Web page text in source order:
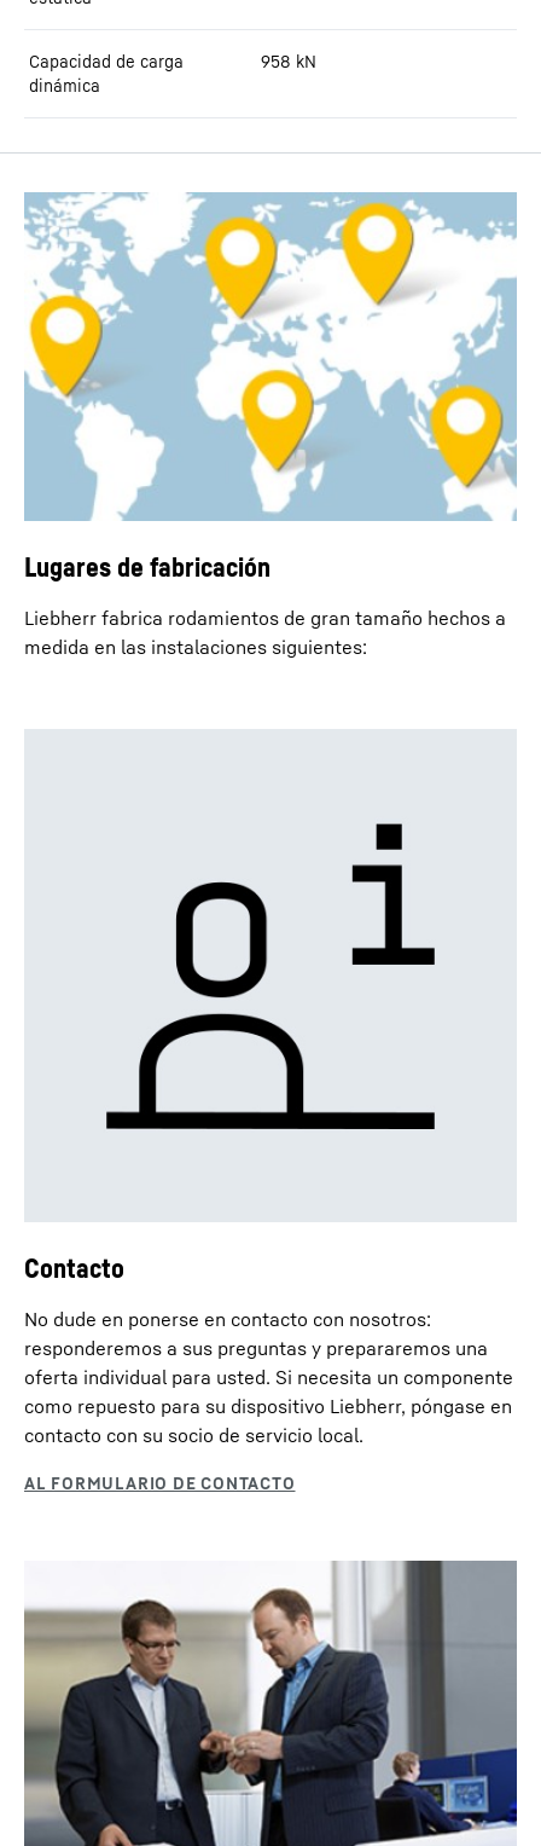
Capacidad de carga
dinámica
958 kN
Lugares de fabricación
Liebherr fabrica rodamientos de gran tamaño hechos a
medida en las instalaciones siguientes:
Contacto
No dude en ponerse en contacto con nosotros:
responderemos a sus preguntas y prepararemos una
oferta individual para usted. Si necesita un componente
como repuesto para su dispositivo Liebherr, póngase en
contacto con su socio de servicio local.